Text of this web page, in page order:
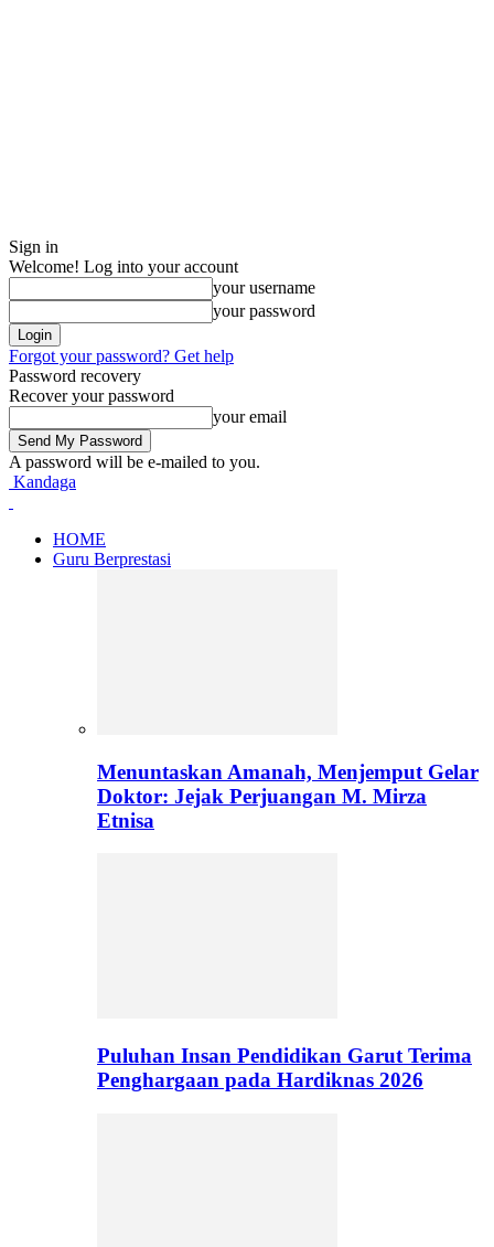
Sign in
Welcome! Log into your account
your username
your password
Forgot your password? Get help
Password recovery
Recover your password
your email
A password will be e-mailed to you.
Kandaga
HOME
Guru Berprestasi
Menuntaskan Amanah, Menjemput Gelar
Doktor: Jejak Perjuangan M. Mirza
Etnisa
Puluhan Insan Pendidikan Garut Terima
Penghargaan pada Hardiknas 2026